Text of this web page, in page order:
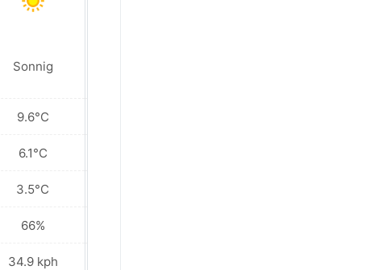
Sonnig
9.6°C
6.1°C
3.5°C
66%
34.9 kph